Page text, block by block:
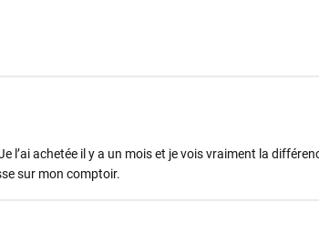
l’ai achetée il y a un mois et je vois vraiment la
sur mon comptoir.